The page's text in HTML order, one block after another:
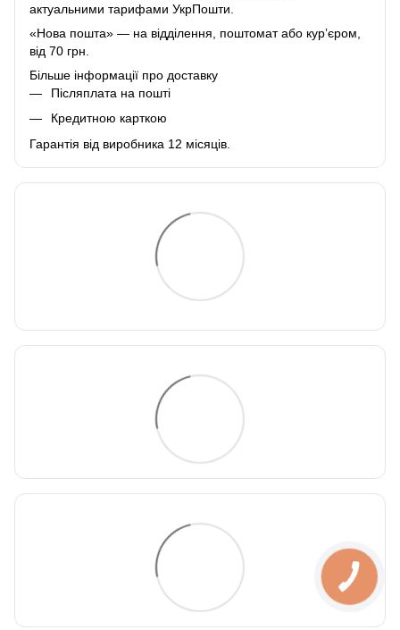
актуальними тарифами УкрПошти.
«Нова пошта» — на відділення, поштомат або курʼєром,
від 70 грн.
Більше інформації про доставку
Післяплата на пошті
Кредитною карткою
Гарантія від виробника 12 місяців.